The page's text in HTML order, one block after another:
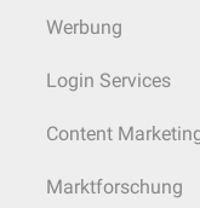
Werbung
Login Services
Content
Marktforschung